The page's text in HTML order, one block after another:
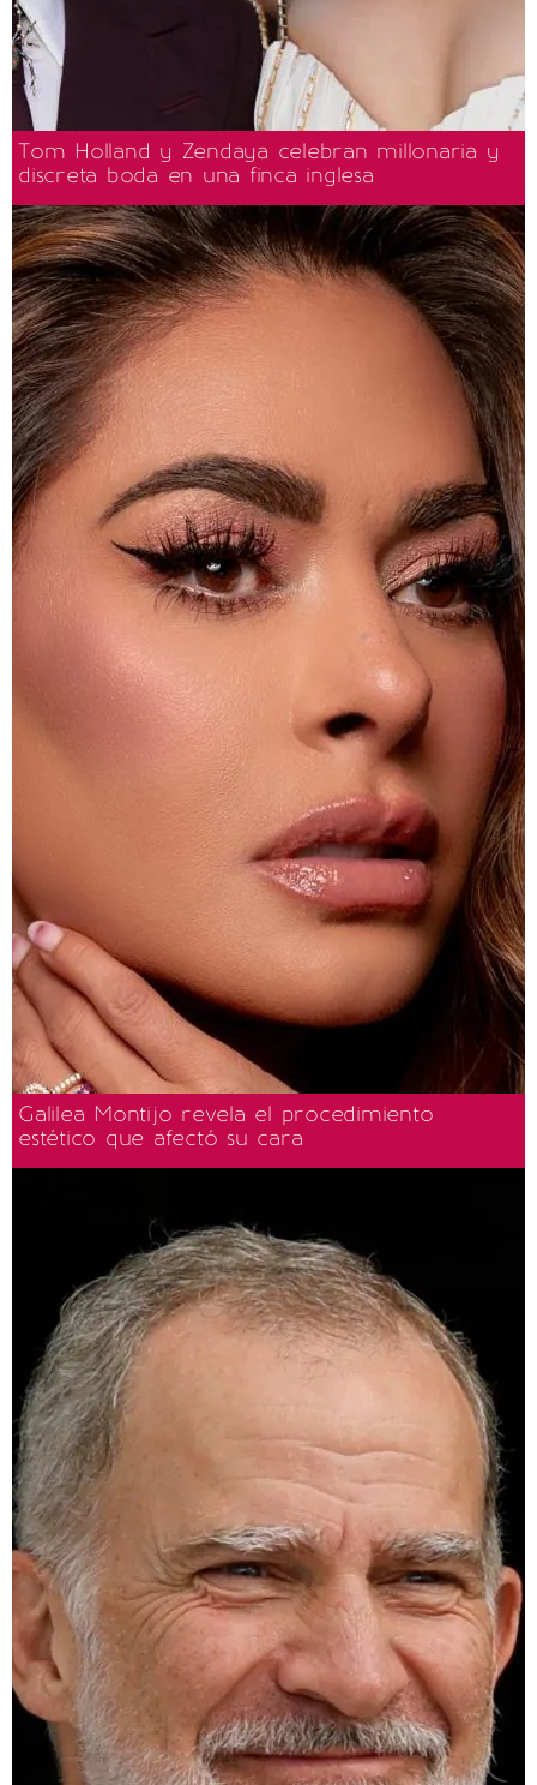
Tom Holland y Zendaya celebran millonaria y
discreta boda en una finca inglesa
Galilea Montijo revela el procedimiento
estético que afectó su cara